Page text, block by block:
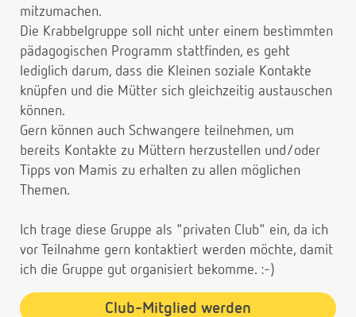
mitzumachen.
Die Krabbelgruppe soll nicht unter einem bestimmten
pädagogischen Programm stattfinden, es geht
lediglich darum, dass die Kleinen soziale Kontakte
knüpfen und die Mütter sich gleichzeitig austauschen
können.
Gern können auch Schwangere teilnehmen, um
bereits Kontakte zu Müttern herzustellen und/oder
Tipps von Mamis zu erhalten zu allen möglichen
Themen.
Ich trage diese Gruppe als "privaten Club" ein, da ich
vor Teilnahme gern kontaktiert werden möchte, damit
ich die Gruppe gut organisiert bekomme. :-)
Club-Mitglied werden